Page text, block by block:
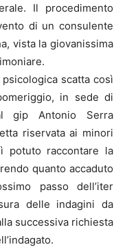
Il procedimento
di un consulente
vista la giovanissima
scatta così
in sede di
gip Antonio Serra
riservata ai minori
potuto raccontare la
quanto accaduto
passo dell’iter
delle indagini da
successiva richiesta